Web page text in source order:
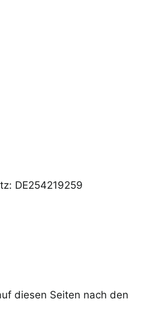
DE254219259
diesen Seiten nach den